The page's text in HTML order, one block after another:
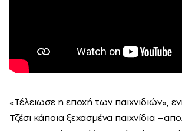
«Τέλειωσε η εποχή των παιχνιδιών»,
Τζέσι κάποια ξεχασμένα παιχνίδια